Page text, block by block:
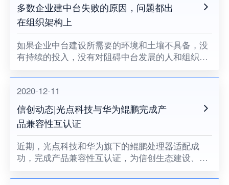
多数企业建中台失败的原因，问题都出
在组织架构上
如果企业中台建设所需要的环境和土壤不具备，没
有持续的投入，没有对阻碍中台发展的人和组织提
业中台将很难健康地成长。
2020-12-11
信创动态|光点科技与华为鲲鹏完成产
品兼容性互认证
近期，光点科技和华为旗下的鲲鹏处理器适配成
功，完成产品兼容性互认证，为信创生态建设、关